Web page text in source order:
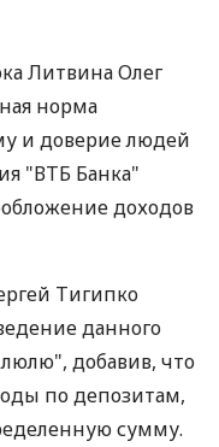
Литвина Олег
норма
и доверие людей
"ВТБ Банка"
доходов
Тигипко
данного
добавив, что
по депозитам,
сумму.